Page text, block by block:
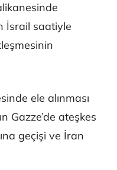
İsrail saatiyle
ele alınması
Gazze’de ateşkes
geçişi ve İran